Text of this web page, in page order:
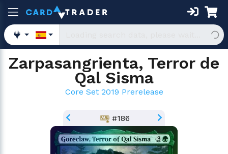
Zarpasangrienta, Terror de
Qal Sisma
Core Set 2019 Prerelease
#186